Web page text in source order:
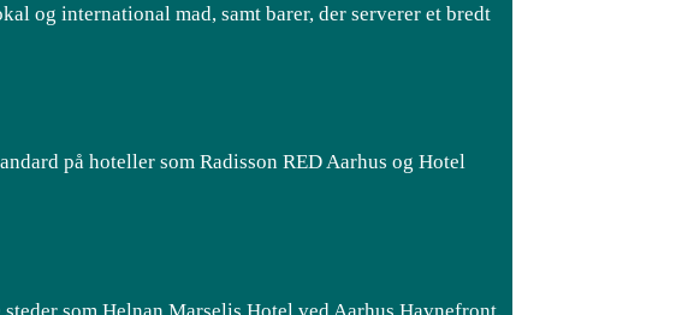
og international mad, samt barer, der serverer et bredt
på hoteller som Radisson RED Aarhus og Hotel